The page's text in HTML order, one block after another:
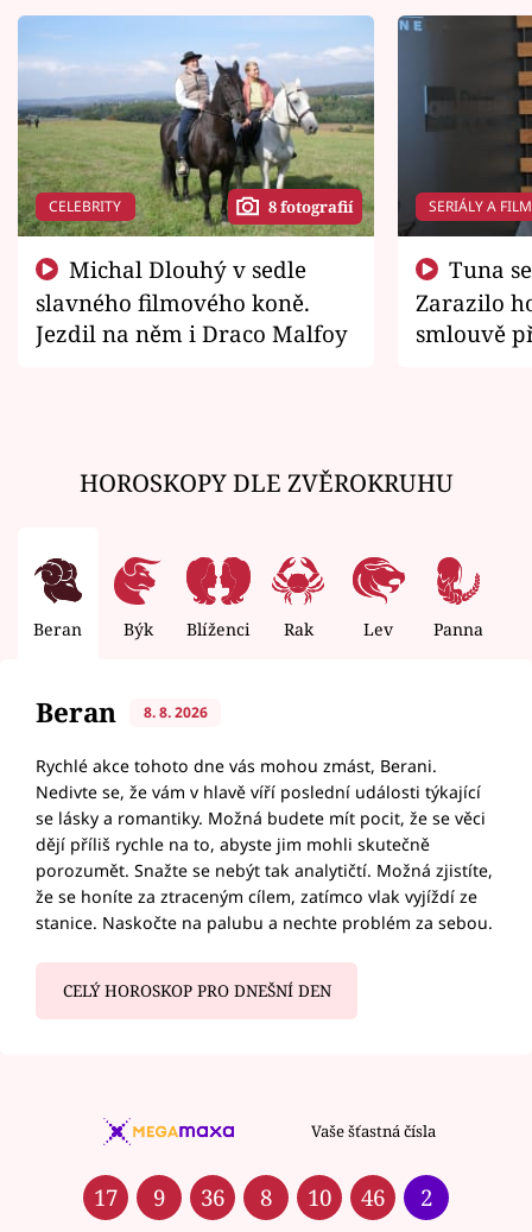
CELEBRITY 8 fotografií
slavného filmového koně.
Jezdil na něm i Draco Malfoy
SERIÁLY A
Zarazilo
smlouvě
HOROSKOPY DLE ZVĚROKRUHU
Beran Býk Blíženci Rak Lev Panna
Beran 8. 8. 2026
Rychlé akce tohoto dne vás mohou zmást, Berani.
Nedivte se, že vám v hlavě víří poslední události týkající
se lásky a romantiky. Možná budete mít pocit, že se věci
dějí příliš rychle na to, abyste jim mohli skutečně
porozumět. Snažte se nebýt tak analytičtí. Možná zjistíte,
že se honíte za ztraceným cílem, zatímco vlak vyjíždí ze
stanice. Naskočte na palubu a nechte problém za sebou.
CELÝ HOROSKOP PRO DNEŠNÍ DEN
Vaše šťastná čísla
17 9 36 8 10 46 2